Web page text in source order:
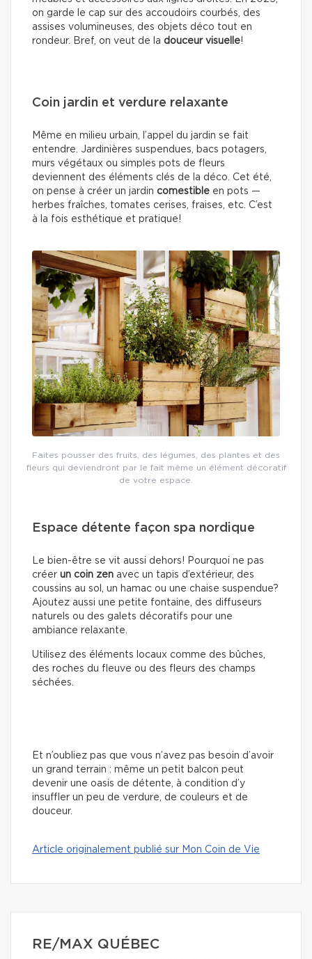
on garde le cap sur des accoudoirs courbés, des
assises volumineuses, des objets déco tout en
rondeur. Bref, on veut de la douceur visuelle!
Coin jardin et verdure relaxante
Même en milieu urbain, l’appel du jardin se fait
entendre. Jardinières suspendues, bacs potagers,
murs végétaux ou simples pots de fleurs
deviennent des éléments clés de la déco. Cet été,
on pense à créer un jardin comestible en pots —
herbes fraîches, tomates cerises, fraises, etc. C’est
à la fois esthétique et pratique!
Faites pousser des fruits, des légumes, des plantes et des
fleurs qui deviendront par le fait même un élément décoratif
de votre espace.
Espace détente façon spa nordique
Le bien-être se vit aussi dehors! Pourquoi ne pas
créer un coin zen avec un tapis d’extérieur, des
coussins au sol, un hamac ou une chaise suspendue?
Ajoutez aussi une petite fontaine, des diffuseurs
naturels ou des galets décoratifs pour une
ambiance relaxante.
Utilisez des éléments locaux comme des bûches,
des roches du fleuve ou des fleurs des champs
séchées.
Et n’oubliez pas que vous n’avez pas besoin d’avoir
un grand terrain : même un petit balcon peut
devenir une oasis de détente, à condition d’y
insuffler un peu de verdure, de couleurs et de
douceur.
Article originalement publié sur Mon Coin de Vie
RE/MAX QUÉBEC